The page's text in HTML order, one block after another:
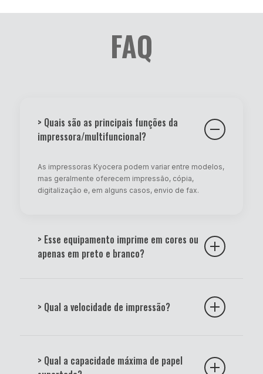
FAQ
> Quais são as principais funções da
impressora/multifuncional?
As impressoras Kyocera podem variar entre modelos,
mas geralmente oferecem impressão, cópia,
digitalização e, em alguns casos, envio de fax.
> Esse equipamento imprime em cores ou
apenas em preto e branco?
modelos coloridos. A descrição técnica do produto
indica essa especificação.
> Qual a velocidade de impressão?
sempre as especificações técnicas do equipamento.
> Qual a capacidade máxima de papel